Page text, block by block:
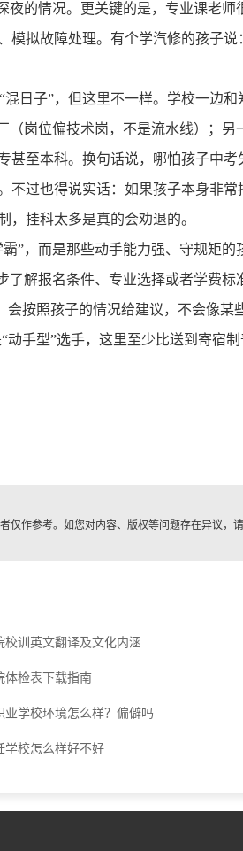
夜的情况。更关键的是，专业课老师
模拟故障处理。有个学汽修的孩子说
日子”，但这里不一样。学校一边和
岗位偏技术岗，不是流水线）；另
甚至本科。换句话说，哪怕孩子中考
不过也得说实话：如果孩子本身非常
挂科太多是真的会劝退的。
”，而是那些动手能力强、守规矩的
了解报名条件、专业选择或者学费标
会按照孩子的情况给建议，不会像某
动手型”选手，这里至少比送到寄宿
仅作参考。如您对内容、版权等问题存在异议，
校训英文翻译及文化内涵
体检表下载指南
业学校环境怎么样？偏僻吗
学校怎么样好不好